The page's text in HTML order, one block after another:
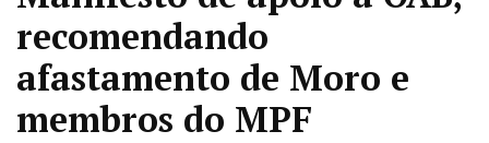
recomendando
afastamento de Moro e
membros do MPF